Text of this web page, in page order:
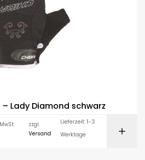
Lady Diamond schwarz
zzgl.
Versand
Lieferzeit: 1-3
Werktage